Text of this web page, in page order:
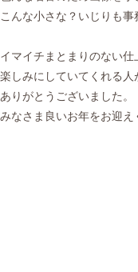
こんな小さな？いじりも
イマイチまとまりのない
楽しみにしていてくれる
ありがとうございました。
みなさま良いお年をお迎